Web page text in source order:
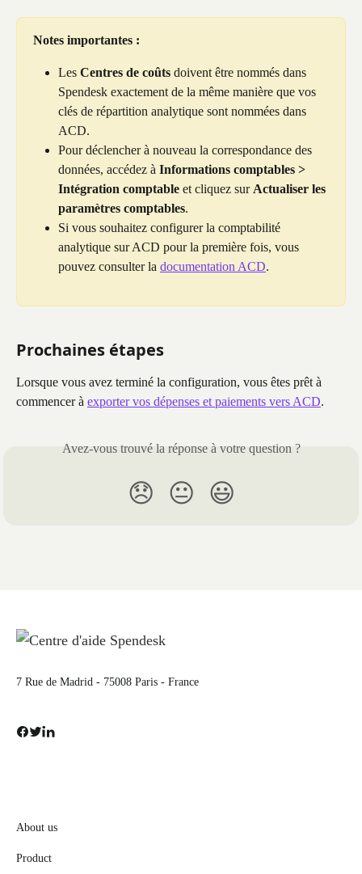
Notes importantes :
Les Centres de coûts doivent être nommés dans
Spendesk exactement de la même manière que vos
clés de répartition analytique sont nommées dans
ACD.
Pour déclencher à nouveau la correspondance des
données, accédez à Informations comptables >
Intégration comptable et cliquez sur Actualiser les
paramètres comptables.
Si vous souhaitez configurer la comptabilité
analytique sur ACD pour la première fois, vous
pouvez consulter la documentation ACD.
Prochaines étapes
Lorsque vous avez terminé la configuration, vous êtes prêt à
commencer à exporter vos dépenses et paiements vers ACD.
Avez-vous trouvé la réponse à votre question ?
😞 😐 😃
7 Rue de Madrid - 75008 Paris - France
About us
Product